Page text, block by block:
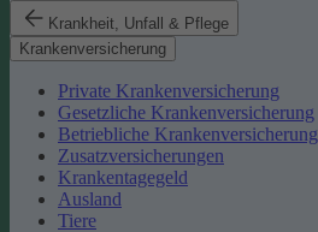
Krankheit, Unfall & Pflege
Krankenversicherung
Private Krankenversicherung
Gesetzliche Krankenversicherung
Betriebliche Krankenversicherung
Zusatzversicherungen
Krankentagegeld
Ausland
Tiere